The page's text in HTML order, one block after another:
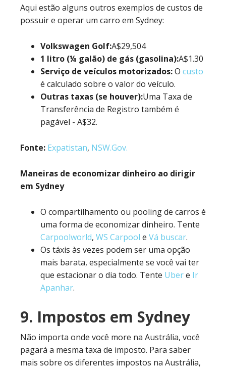
Aqui estão alguns outros exemplos de custos de
possuir e operar um carro em Sydney:
Volkswagen Golf:A$29,504
1 litro (¼ galão) de gás (gasolina):A$1.30
Serviço de veículos motorizados:O custo
é calculado sobre o valor do veículo.
Outras taxas (se houver):Uma Taxa de
Transferência de Registro também é
pagável - A$32.
Fonte: Expatistan, NSW.Gov.
Maneiras de economizar dinheiro ao dirigir
em Sydney
O compartilhamento ou pooling de carros é
uma forma de economizar dinheiro. Tente
Carpoolworld, WS Carpool e Vá buscar.
Os táxis às vezes podem ser uma opção
mais barata, especialmente se você vai ter
que estacionar o dia todo. Tente Ubere Ir
Apanhar.
9. Impostos em Sydney
Não importa onde você more na Austrália, você
pagará a mesma taxa de imposto. Para saber
mais sobre os diferentes impostos na Austrália,